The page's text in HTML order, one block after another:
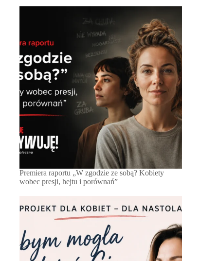
Premiera raportu „W zgodzie ze sobą? Kobiety
wobec presji, hejtu i porównań”